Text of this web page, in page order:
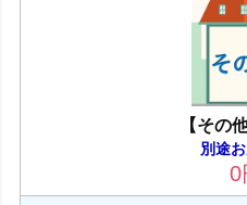
【その
別途
0